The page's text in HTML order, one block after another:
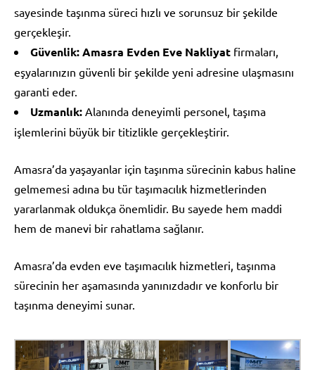
sayesinde taşınma süreci hızlı ve sorunsuz bir şekilde
gerçekleşir.
Güvenlik:Amasra Evden Eve Nakliyat firmaları,
eşyalarınızın güvenli bir şekilde yeni adresine ulaşmasını
garanti eder.
Uzmanlık: Alanında deneyimli personel, taşıma
işlemlerini büyük bir titizlikle gerçekleştirir.
Amasra’da yaşayanlar için taşınma sürecinin kabus haline
gelmemesi adına bu tür taşımacılık hizmetlerinden
yararlanmak oldukça önemlidir. Bu sayede hem maddi
hem de manevi bir rahatlama sağlanır.
Amasra’da evden eve taşımacılık hizmetleri, taşınma
sürecinin her aşamasında yanınızdadır ve konforlu bir
taşınma deneyimi sunar.